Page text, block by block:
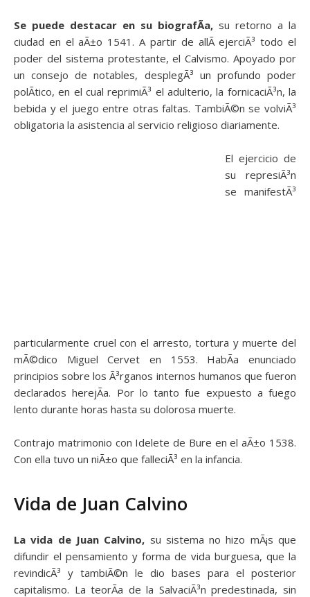
Se puede destacar en su biografÃ­a, su retorno a la
ciudad en el aÃ±o 1541. A partir de allÃ­ ejerciÃ³ todo el
poder del sistema protestante, el Calvismo. Apoyado por
un consejo de notables, desplegÃ³ un profundo poder
polÃ­tico, en el cual reprimiÃ³ el adulterio, la fornicaciÃ³n, la
bebida y el juego entre otras faltas. TambiÃ©n se volviÃ³
obligatoria la asistencia al servicio religioso diariamente.
El ejercicio de
su represiÃ³n
se manifestÃ³
particularmente cruel con el arresto, tortura y muerte del
mÃ©dico Miguel Cervet en 1553. HabÃ­a enunciado
principios sobre los Ã³rganos internos humanos que fueron
declarados herejÃ­a. Por lo tanto fue expuesto a fuego
lento durante horas hasta su dolorosa muerte.
Contrajo matrimonio con Idelete de Bure en el aÃ±o 1538.
Con ella tuvo un niÃ±o que falleciÃ³ en la infancia.
Vida de Juan Calvino
La vida de Juan Calvino, su sistema no hizo mÃ¡s que
difundir el pensamiento y forma de vida burguesa, que la
revindicÃ³ y tambiÃ©n le dio bases para el posterior
capitalismo. La teorÃ­a de la SalvaciÃ³n predestinada, sin